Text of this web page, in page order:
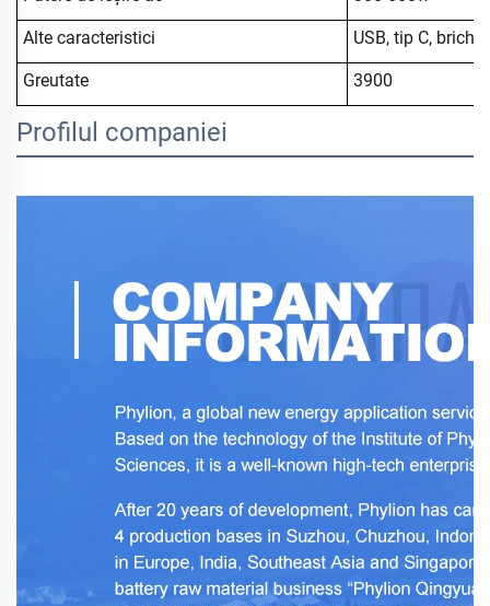
Alte caracteristici USB, tip C,
Greutate 3900
Profilul companiei